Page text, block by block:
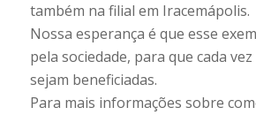
também na filial em Iracemápolis.
Nossa esperança é que esse
pela sociedade, para que cada
sejam beneficiadas.
Para mais informações sobre